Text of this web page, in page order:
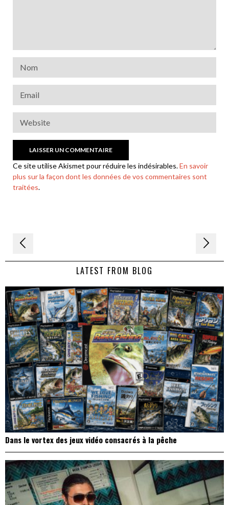
Ce site utilise Akismet pour réduire les indésirables.En savoir
plus sur la façon dont les données de vos commentaires sont
traitées.
Navigation
de LATEST FROM BLOG
Dans le vortex des jeux vidéo consacrés à la pêche